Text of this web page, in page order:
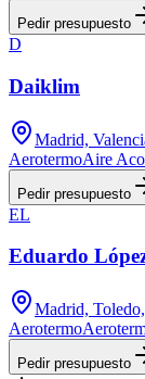
Pedir presupuesto
D
Daiklim
Madrid,
AerotermoAire
Pedir presupuesto
EL
Eduardo
Madrid,
Aerotermo
Pedir presupuesto